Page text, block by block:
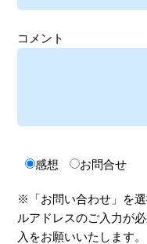
コメント
感想 お問合せ
※「お問い合わせ」を
ルアドレスのご入力が
入をお願いいたします。